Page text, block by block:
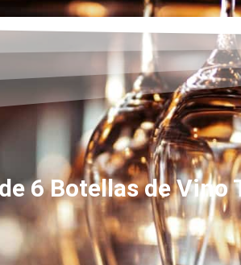
6 Botellas de